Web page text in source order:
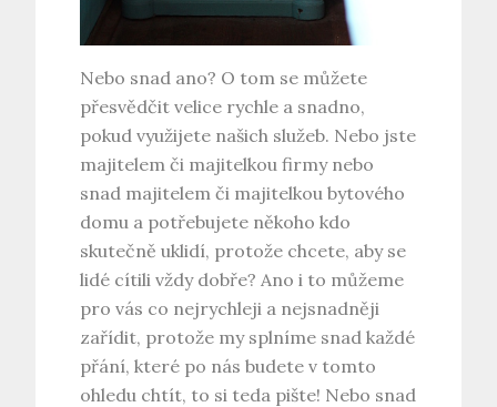
Nebo snad ano? O tom se můžete
přesvědčit velice rychle a snadno,
pokud využijete našich služeb. Nebo jste
majitelem či majitelkou firmy nebo
snad majitelem či majitelkou bytového
domu a potřebujete někoho kdo
skutečně uklidí, protože chcete, aby se
lidé cítili vždy dobře? Ano i to můžeme
pro vás co nejrychleji a nejsnadněji
zařídit, protože my splníme snad každé
přání, které po nás budete v tomto
ohledu chtít, to si teda pište! Nebo snad